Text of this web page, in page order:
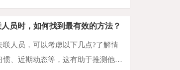
：一、手机及电子设备证据短信和
员时，如何找到最有效的方法？
人员，可以考虑以下几点?了解情
、近期动态等，这有助于推测他们